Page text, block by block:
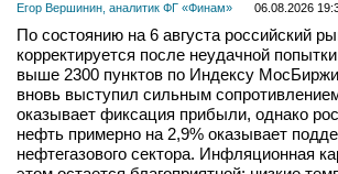
Егор Вершинин, аналитик ФГ «Финам» 06.08.2026
По состоянию на 6 августа российский
корректируется после неудачной
выше 2300 пунктов по Индексу
вновь выступил сильным
оказывает фиксация прибыли, однако
нефть примерно на 2,9% оказывает
нефтегазового сектора. Инфляционная